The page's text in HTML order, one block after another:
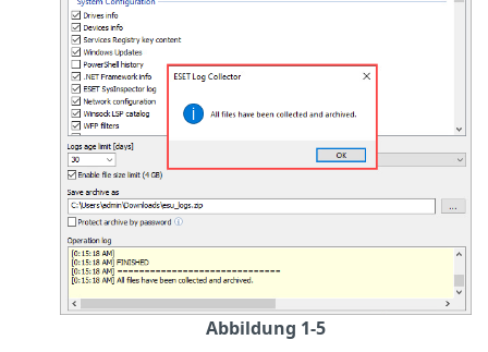
Abbildung 1-5